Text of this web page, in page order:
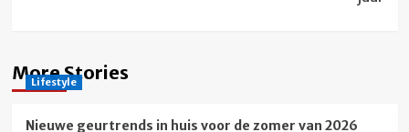
More Stories
Lifestyle
Nieuwe geurtrends in huis voor de zomer van 2026